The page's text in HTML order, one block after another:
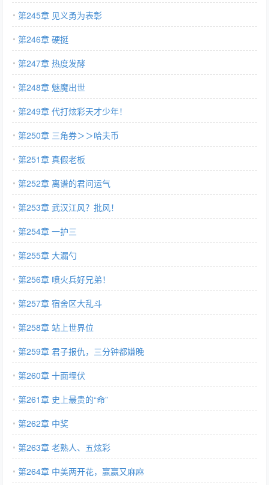
第245章 见义勇为表彰
第246章 硬挺
第247章 热度发酵
第248章 魅魔出世
第249章 代打炫彩天才少年！
第250章 三角券＞＞哈夫币
第251章 真假老板
第252章 离谱的君问运气
第253章 武汉江风？批风！
第254章 一护三
第255章 大漏勺
第256章 喷火兵好兄弟！
第257章 宿舍区大乱斗
第258章 站上世界位
第259章 君子报仇，三分钟都嫌晚
第260章 十面埋伏
第261章 史上最贵的“命”
第262章 中奖
第263章 老熟人、五炫彩
第264章 中美两开花，赢赢又麻麻